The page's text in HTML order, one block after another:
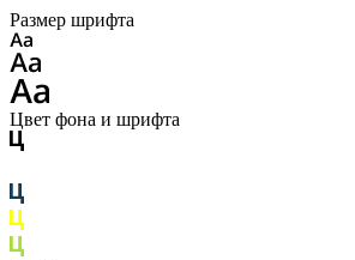
Размер шрифта
Цвет фона и шрифта